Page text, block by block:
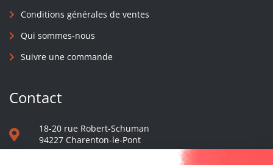
Conditions générales de ventes
Qui sommes-nous
Suivre une commande
Contact
18-20 rue Robert-Schuman
94227 Charenton-le-Pont